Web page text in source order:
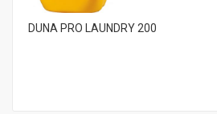
DUNA PRO LAUNDRY 200